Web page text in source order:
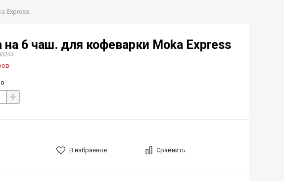
Express
на 6 чаш. для кофеварки Moka Express
+
В избранное Сравнить